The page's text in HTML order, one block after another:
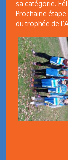
sa catégorie.
Prochaine
du trophée de